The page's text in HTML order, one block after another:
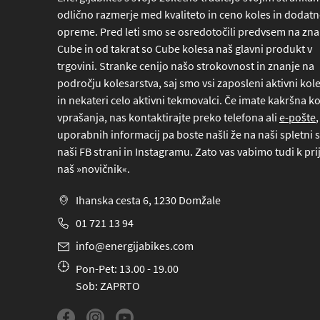
odlično razmerje med kvaliteto in ceno koles in
opreme. Pred leti smo se osredotočili predvsem na
Cube in od takrat so Cube kolesa naš glavni produkt v
trgovini. Stranke cenijo našo strokovnost in znanje na
področju kolesarstva, saj smo vsi zaposleni aktivni
in nekateri celo aktivni tekmovalci. Če imate kakršna
vprašanja, nas kontaktirajte preko telefona ali e-pošte
uporabnih informacij pa boste našli že na naši spletni
naši FB strani in Instagramu. Zato vas vabimo tudi k
naš »novičnik«.
Ihanska cesta 6, 1230 Domžale
01 721 13 94
info@energijabikes.com
Pon-Pet: 13.00 - 19.00
Sob: ZAPRTO